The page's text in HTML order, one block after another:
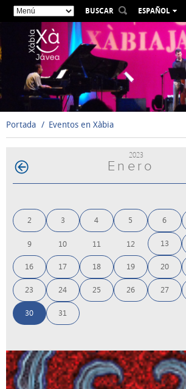
BUSCAR
ESPAÑOL
VALENCIÀ
ENGLISH
DEUTSCH
РУССКИЙ
Portada Eventos en Xàbia
2023
Enero
2 3 4 5 6
9 10 11 12 13
16 17 18 19 20
23 24 25 26 27
30 31